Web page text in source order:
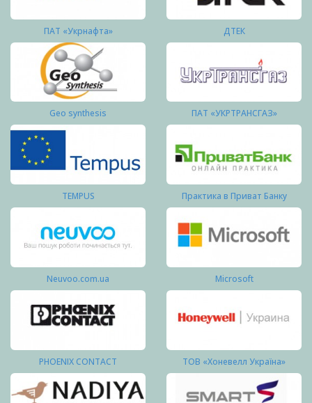
ПАТ «Укрнафта» ДТЕК
Geo synthesis ПАТ «УКРТРАНСГАЗ»
TEMPUS Практика в Приват Банку
Neuvoo.com.ua Microsoft
PHOENIX CONTACT ТОВ «Хоневелл Україна»